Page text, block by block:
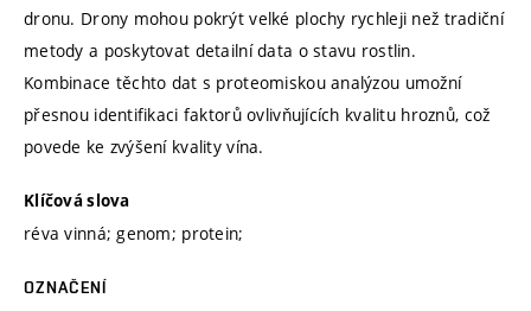
dronu. Drony mohou pokrýt velké plochy rychleji než tradiční
metody a poskytovat detailní data o stavu rostlin.
Kombinace těchto dat s proteomiskou analýzou umožní
přesnou identifikaci faktorů ovlivňujících kvalitu hroznů, což
povede ke zvýšení kvality vína.
Klíčová slova
réva vinná; genom; protein;
OZNAČENÍ